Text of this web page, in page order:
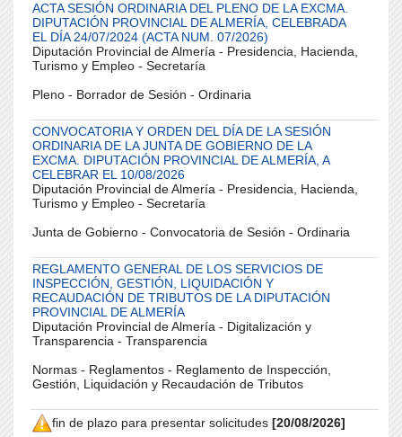
ACTA SESIÓN ORDINARIA DEL PLENO DE LA EXCMA.
DIPUTACIÓN PROVINCIAL DE ALMERÍA, CELEBRADA
EL DÍA 24/07/2024 (ACTA NUM. 07/2026)
Diputación Provincial de Almería - Presidencia, Hacienda,
Turismo y Empleo - Secretaría
Pleno - Borrador de Sesión - Ordinaria
CONVOCATORIA Y ORDEN DEL DÍA DE LA SESIÓN
ORDINARIA DE LA JUNTA DE GOBIERNO DE LA
EXCMA. DIPUTACIÓN PROVINCIAL DE ALMERÍA, A
CELEBRAR EL 10/08/2026
Diputación Provincial de Almería - Presidencia, Hacienda,
Turismo y Empleo - Secretaría
Junta de Gobierno - Convocatoria de Sesión - Ordinaria
REGLAMENTO GENERAL DE LOS SERVICIOS DE
INSPECCIÓN, GESTIÓN, LIQUIDACIÓN Y
RECAUDACIÓN DE TRIBUTOS DE LA DIPUTACIÓN
PROVINCIAL DE ALMERÍA
Diputación Provincial de Almería - Digitalización y
Transparencia - Transparencia
Normas - Reglamentos - Reglamento de Inspección,
Gestión, Liquidación y Recaudación de Tributos
fin de plazo para presentar solicitudes [20/08/2026]